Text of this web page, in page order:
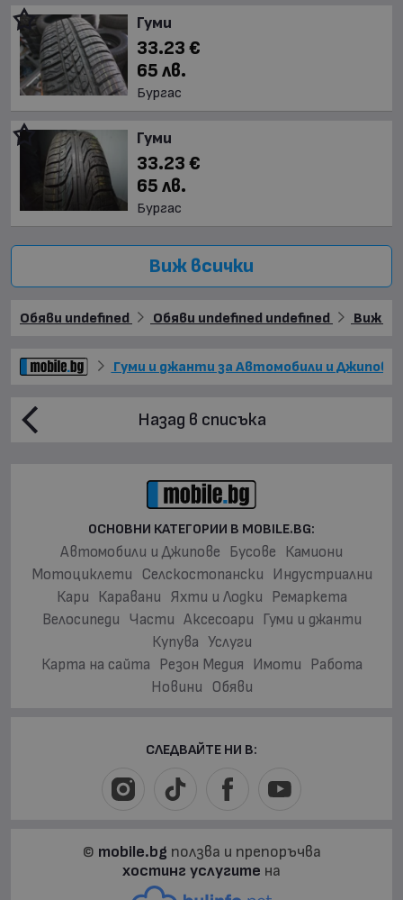
Гуми
33.23 €
65 лв.
Бургас
Гуми
33.23 €
65 лв.
Бургас
Виж всички
Обяви undefined Обяви undefined undefined Виж
Гуми и джанти за Автомобили и Джипове
Назад в списъка
ОСНОВНИ КАТЕГОРИИ В MOBILE.BG:
Автомобили и Джипове Бусове Камиони
Мотоциклети Селскостопански Индустриални
Кари Каравани Яхти и Лодки Ремаркета
Велосипеди Части Аксесоари Гуми и джанти
Купува Услуги
Карта на сайта Резон Медия Имоти Работа
Новини Обяви
СЛЕДВАЙТЕ НИ В:
© mobile.bg ползва и препоръчва
хостинг услугите на